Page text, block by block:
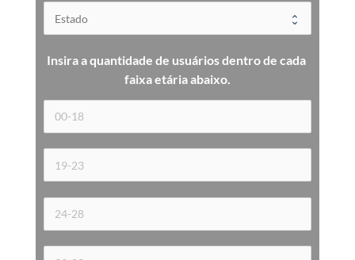
faixa etária abaixo.